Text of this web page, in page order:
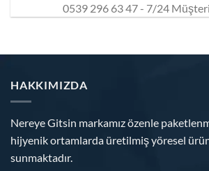
0539 296 63 47 - 7/24
HAKKIMIZDA
Nereye Gitsin markamız özenle
hijyenik ortamlarda üretilmiş yöresel
sunmaktadır.